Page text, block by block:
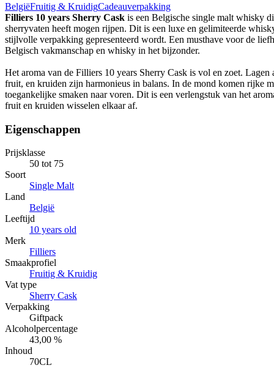
BelgiëFruitig & KruidigCadeauverpakking
Filliers 10 years Sherry Cask is een Belgische single malt whisky
sherryvaten heeft mogen rijpen. Dit is een luxe en gelimiteerde
stijlvolle verpakking gepresenteerd wordt. Een musthave voor de
Belgisch vakmanschap en whisky in het bijzonder.
Het aroma van de Filliers 10 years Sherry Cask is vol en zoet. Lagen
fruit, en kruiden zijn harmonieus in balans. In de mond komen rijke
toegankelijke smaken naar voren. Dit is een verlengstuk van het
fruit en kruiden wisselen elkaar af.
Eigenschappen
Prijsklasse
50 tot 75
Soort
Single Malt
Land
België
Leeftijd
10 years old
Merk
Filliers
Smaakprofiel
Fruitig & Kruidig
Vat type
Sherry Cask
Verpakking
Giftpack
Alcoholpercentage
43,00 %
Inhoud
70CL